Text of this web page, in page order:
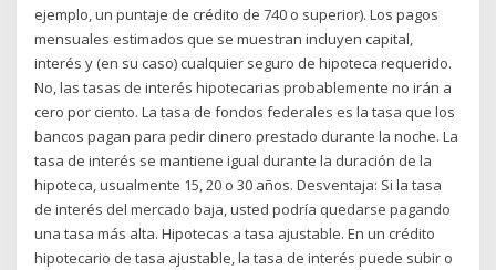
ejemplo, un puntaje de crédito de 740 o superior). Los pagos
mensuales estimados que se muestran incluyen capital,
interés y (en su caso) cualquier seguro de hipoteca requerido.
No, las tasas de interés hipotecarias probablemente no irán a
cero por ciento. La tasa de fondos federales es la tasa que los
bancos pagan para pedir dinero prestado durante la noche. La
tasa de interés se mantiene igual durante la duración de la
hipoteca, usualmente 15, 20 o 30 años. Desventaja: Si la tasa
de interés del mercado baja, usted podría quedarse pagando
una tasa más alta. Hipotecas a tasa ajustable. En un crédito
hipotecario de tasa ajustable, la tasa de interés puede subir o